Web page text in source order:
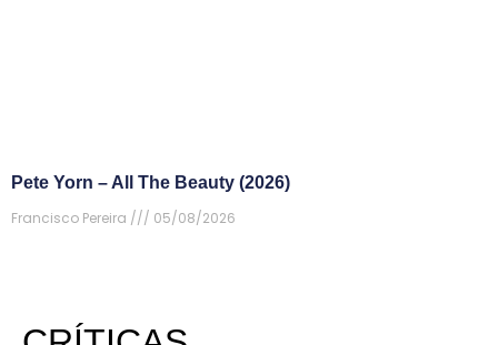
Pete Yorn – All The Beauty (2026)
Francisco Pereira
05/08/2026